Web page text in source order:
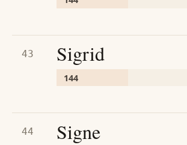
43 Sigrid
144
44 Signe